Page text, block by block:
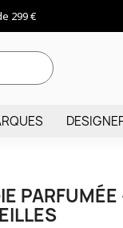
299 €
PARFUMÉE